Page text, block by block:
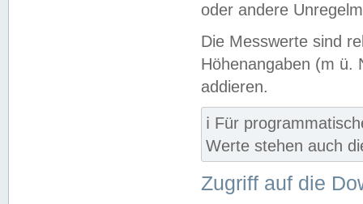
oder andere
Die Messwerte sind
Höhenangaben (m ü.
addieren.
ℹ️ Für
Werte stehen auch
Zugriff auf die